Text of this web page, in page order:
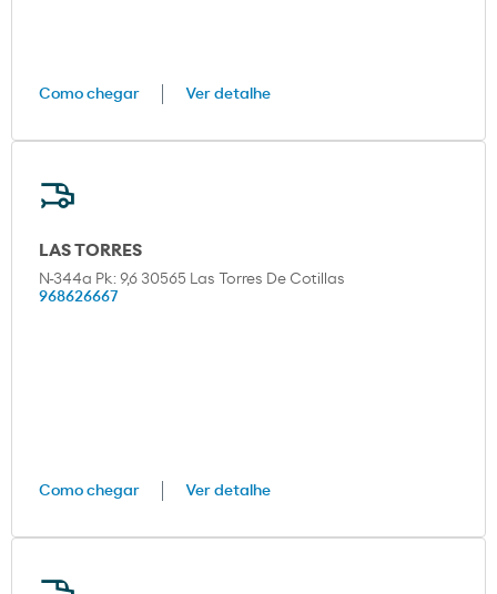
Como chegar Ver detalhe
LAS TORRES
N-344a Pk: 9,6 30565 Las Torres De Cotillas
968626667
Como chegar Ver detalhe